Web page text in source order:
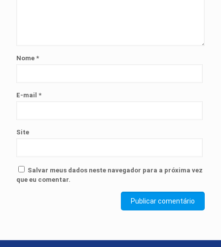
Nome *
E-mail *
Site
Salvar meus dados neste navegador para a próxima vez
que eu comentar.